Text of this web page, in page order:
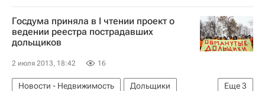
Госдума приняла в I чтении проект о
ведении реестра пострадавших
дольщиков
2 июля 2013, 18:42 16
Еще3
Новости - Недвижимость
Дольщики